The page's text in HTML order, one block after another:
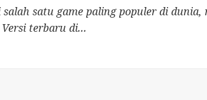
satu game paling populer di
terbaru di...